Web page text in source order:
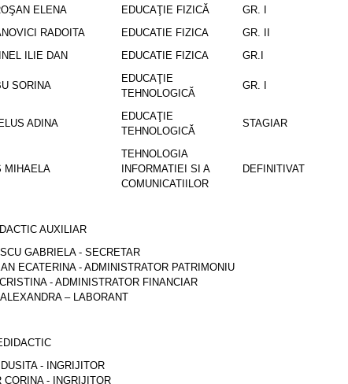
ELENA
EDUCAŢIE FIZICĂ GR. I
RADOITA
EDUCATIE FIZICA GR. II
ILIE DAN
EDUCATIE FIZICA GR.I
SORINA
EDUCAŢIE
TEHNOLOGICĂ
GR. I
ADINA
EDUCAŢIE
TEHNOLOGICĂ
STAGIAR
MIHAELA
TEHNOLOGIA
INFORMATIEI SI A
COMUNICATIILOR
DEFINITIVAT
AUXILIAR
GABRIELA - SECRETAR
ECATERINA - ADMINISTRATOR PATRIMONIU
- ADMINISTRATOR FINANCIAR
– LABORANT
- INGRIJITOR
CORINA - INGRIJITOR